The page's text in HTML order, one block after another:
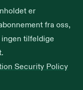
er
fra oss,
tilfeldige
Security Policy